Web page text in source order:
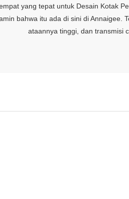
yang tepat untuk Desain Kotak
bahwa itu ada di sini di
ataannya tinggi, dan transmisi